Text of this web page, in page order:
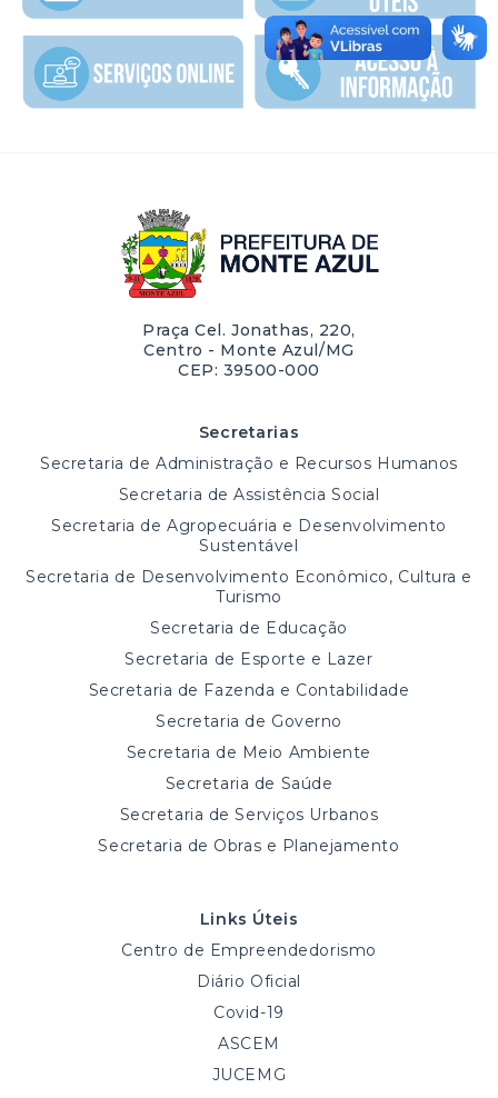
Praça Cel. Jonathas, 220,
Centro - Monte Azul/MG
CEP: 39500-000
Secretarias
Secretaria de Administração e Recursos Humanos
Secretaria de Assistência Social
Secretaria de Agropecuária e Desenvolvimento
Sustentável
Secretaria de Desenvolvimento Econômico, Cultura e
Turismo
Secretaria de Educação
Secretaria de Esporte e Lazer
Secretaria de Fazenda e Contabilidade
Secretaria de Governo
Secretaria de Meio Ambiente
Secretaria de Saúde
Secretaria de Serviços Urbanos
Secretaria de Obras e Planejamento
Links Úteis
Centro de Empreendedorismo
Diário Oficial
Covid-19
ASCEM
JUCEMG